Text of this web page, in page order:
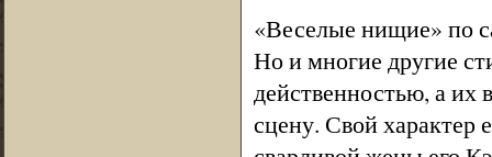
«Веселые нищие» по
Но и многие другие
действенностью, а их
сцену. Свой